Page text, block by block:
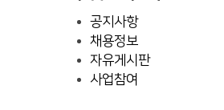
공지사항
채용정보
자유게시판
사업참여